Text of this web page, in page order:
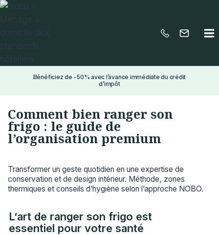
Aller
Bénéficiez de -50% avec l’avance immédiate du crédit
d’impôt
Comment bien ranger son
frigo : le guide de
l’organisation premium
Transformer un geste quotidien en une expertise de
conservation et de design intérieur. Méthode, zones
thermiques et conseils d’hygiène selon l’approche NOBO.
L’art de ranger son frigo est
essentiel pour votre santé